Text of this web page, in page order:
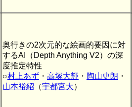
奥行きの2次元的な絵画的要因に対
するAI（Depth Anything V2）の深
度推定特性
○村上あず ・ 高塚大輝 ・ 陶山史朗 ・
山本裕紹 （宇都宮大）